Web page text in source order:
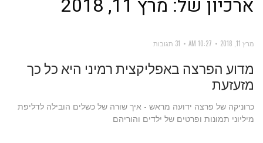
מרץ 11, 2018 10:27 AM 31 תגובות
מדוע הפרצה באפליקצית רמיני היא כל כך
מזעזעת
כרוניקה של פרצה ידועה מראש - איך שורה של כשלים הובילה לדליפת
מיליוני תמונות ופרטים של ילדים והוריהם